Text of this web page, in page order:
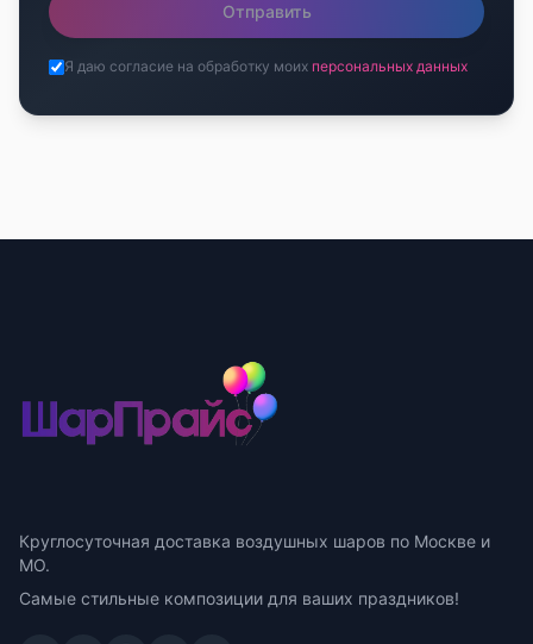
Отправить
Я даю согласие на обработку моих персональных данных
Круглосуточная доставка воздушных шаров по Москве и
МО.
Самые стильные композиции для ваших праздников!